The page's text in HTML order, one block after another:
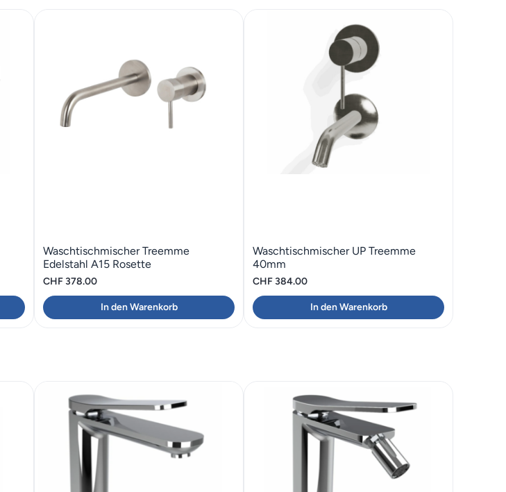
Waschtischmischer Treemme
Edelstahl A15 Rosette
CHF378.00
In den Warenkorb
Waschtischmischer UP Treemme
40mm
CHF384.00
In den Warenkorb